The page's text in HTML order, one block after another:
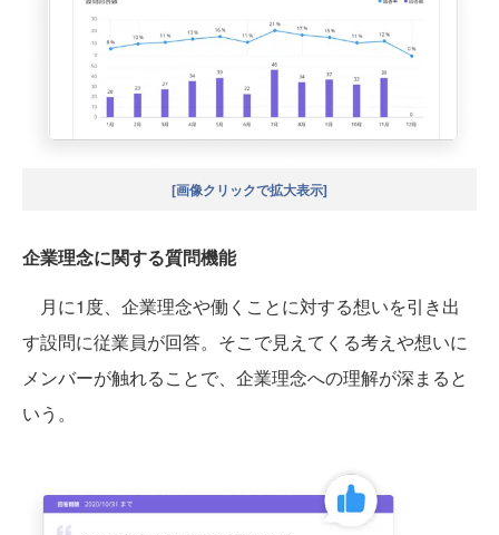
[画像クリックで拡大表示]
企業理念に関する質問機能
月に1度、企業理念や働くことに対する想いを引き出
す設問に従業員が回答。そこで見えてくる考えや想いに
メンバーが触れることで、企業理念への理解が深まると
いう。